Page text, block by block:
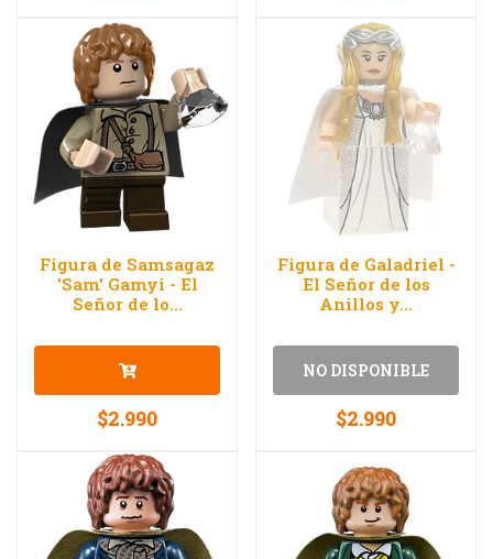
Figura de Samsagaz
'Sam' Gamyi - El
Señor de lo...
$2.990
Figura de Galadriel -
El Señor de los
Anillos y...
NO DISPONIBLE
$2.990